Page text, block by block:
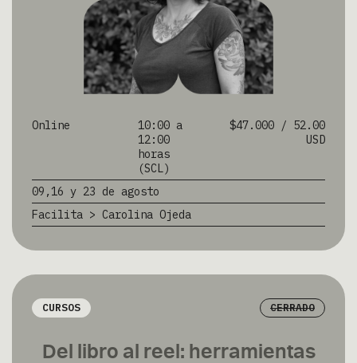
Online
10:00 a
12:00
horas
(SCL)
$47.000 / 52.00
USD
09,16 y 23 de agosto
Facilita > Carolina Ojeda
CURSOS CERRADO
Del libro al reel: herramientas